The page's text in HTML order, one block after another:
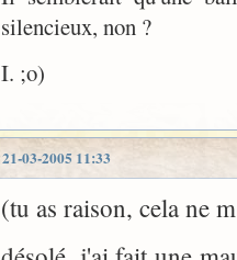
silencieux, non ?
I. ;o)
21-03-2005 11:33
(tu as raison, cela ne